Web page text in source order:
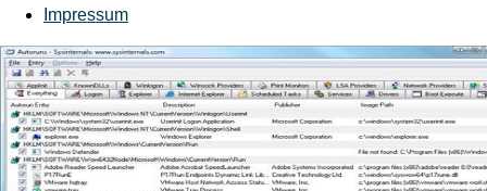
Impressum